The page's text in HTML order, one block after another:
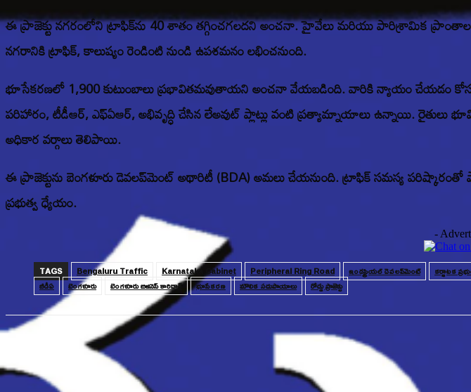
ఈ ప్రాజెక్టు నగరంలోని ట్రాఫిక్‌ను 40 శాతం తగ్గించగలదని అంచనా. హైవేలు మరియు పారిశ్రామిక
నగరానికి ట్రాఫిక్, కాలుష్యం రెండింటి నుండి ఉపశమనం లభించనుంది.
భూసేకరణలో 1,900 కుటుంబాలు ప్రభావితమవుతాయని అంచనా వేయబడింది. వారికి న్యాయం చేయడం కోసం
పరిహారం, టీడీఆర్, ఎఫ్ఏఆర్, అభివృద్ధి చేసిన లేఅవుట్ ప్లాట్లు వంటి ప్రత్యామ్నాయాలు ఉన్నాయి. రైతులు
అధికార వర్గాలు తెలిపాయి.
ఈ ప్రాజెక్టును బెంగళూరు డెవలప్‌మెంట్ అథారిటీ (BDA) అమలు చేయనుంది. ట్రాఫిక్ సమస్య పరిష్కారంతో
ప్రభుత్వ ధ్యేయం.
-
TAGS Bengaluru Traffic Karnataka Cabinet Peripheral Ring Road ఇండస్ట్రియల్ డెవలప్‌మెంట్ కర్ణాటక
బీడీఏ
బెంగళూరు బెంగళూరు బిజినెస్ కారిడార్ భూసేకరణ మౌలిక సదుపాయాలు రోడ్డు ప్రాజెక్టు